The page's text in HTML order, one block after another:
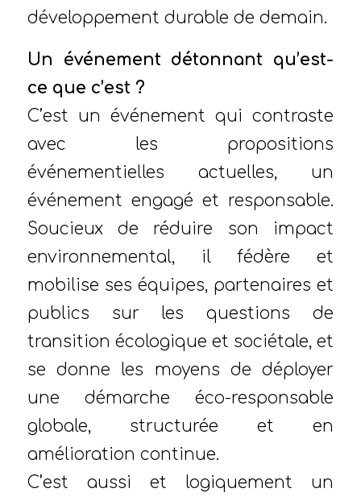
développement durable de demain.
Un événement détonnant qu’est-
ce que c’est ?
C’est un événement qui contraste
avec les propositions
événementielles actuelles, un
événement engagé et responsable.
Soucieux de réduire son impact
environnemental, il fédère et
mobilise ses équipes, partenaires et
publics sur les questions de
transition écologique et sociétale, et
se donne les moyens de déployer
une démarche éco-responsable
globale, structurée et en
amélioration continue.
C’est aussi et logiquement un